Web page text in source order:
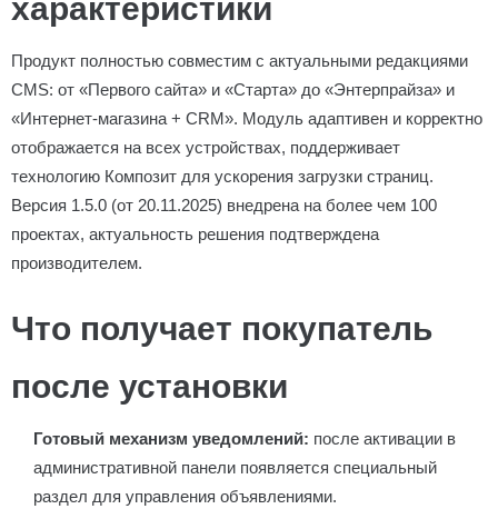
характеристики
Продукт полностью совместим с актуальными редакциями
CMS: от «Первого сайта» и «Старта» до «Энтерпрайза» и
«Интернет-магазина + CRM». Модуль адаптивен и корректно
отображается на всех устройствах, поддерживает
технологию Композит для ускорения загрузки страниц.
Версия 1.5.0 (от 20.11.2025) внедрена на более чем 100
проектах, актуальность решения подтверждена
производителем.
Что получает покупатель
после установки
Готовый механизм уведомлений: после активации в
административной панели появляется специальный
раздел для управления объявлениями.